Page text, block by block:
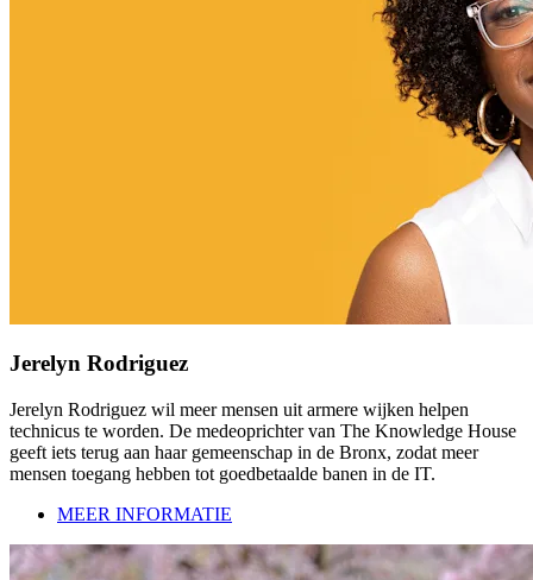
Jerelyn Rodriguez
Jerelyn Rodriguez wil meer mensen uit armere wijken helpen
technicus te worden. De medeoprichter van The Knowledge House
geeft iets terug aan haar gemeenschap in de Bronx, zodat meer
mensen toegang hebben tot goedbetaalde banen in de IT.
MEER INFORMATIE